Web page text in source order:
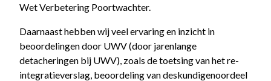
Wet Verbetering Poortwachter.
Daarnaast hebben wij veel ervaring en inzicht in
beoordelingen door UWV (door jarenlange
detacheringen bij UWV), zoals de toetsing van het re-
integratieverslag, beoordeling van deskundigenoordeel